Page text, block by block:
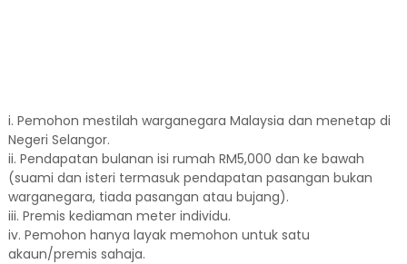
i. Pemohon mestilah warganegara Malaysia dan menetap di
Negeri Selangor.
ii. Pendapatan bulanan isi rumah RM5,000 dan ke bawah
(suami dan isteri termasuk pendapatan pasangan bukan
warganegara, tiada pasangan atau bujang).
iii. Premis kediaman meter individu.
iv. Pemohon hanya layak memohon untuk satu
akaun/premis sahaja.